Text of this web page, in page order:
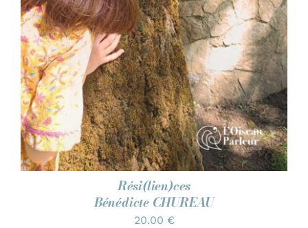
Rési(lien)ces
Bénédicte CHUREAU
20.00 €